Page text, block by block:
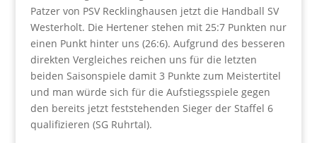
Patzer von PSV Recklinghausen jetzt die Handball SV
Westerholt. Die Hertener stehen mit 25:7 Punkten nur
einen Punkt hinter uns (26:6). Aufgrund des besseren
direkten Vergleiches reichen uns für die letzten
beiden Saisonspiele damit 3 Punkte zum Meistertitel
und man würde sich für die Aufstiegsspiele gegen
den bereits jetzt feststehenden Sieger der Staffel 6
qualifizieren (SG Ruhrtal).